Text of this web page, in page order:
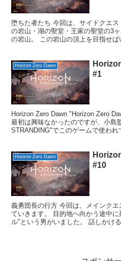
堕ちた者たち 今回は、サイドクエ
の岩山・湖の聖堂・王家の聖堂の3
の岩山。 この岩山の頂上を目指せ
Horizon Zero Dawn
#1
Horizon Zero Dawn "Horizon Zero
最初は興味なかったのですが、小島
STRANDING"でこのゲームで使わ
Horizon Zero Dawn
#10
義勇団長の行方 今回は、メインク
ていきます。 目的地へ向かう途中
ル"という男がいました。 話しかけ